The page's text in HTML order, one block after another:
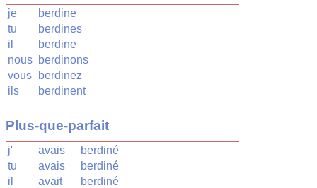
je
berdine
tu
berdines
il
berdine
nous berdinons
vous
berdinez
ils
berdinent
Plus-que-parfait
j' avais
berdiné
tu
avais
berdiné
il
avait
berdiné